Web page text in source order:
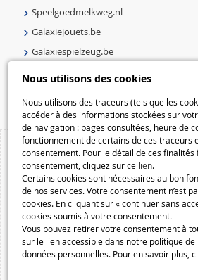
Nous utilisons des cookies
Nous utilisons des traceurs (tels que les
accéder à des informations stockées sur
de navigation : pages consultées, heure de
fonctionnement de certains de ces traceurs
consentement. Pour le détail de ces
consentement, cliquez sur ce lien.
Certains cookies sont nécessaires au bon
de nos services. Votre consentement n’est
cookies. En cliquant sur « continuer sans
cookies soumis à votre consentement.
Vous pouvez retirer votre consentement à
sur le lien accessible dans notre politique
données personnelles. Pour en savoir plus,
Speelgoedmelkweg.nl
Galaxiejouets.be
Galaxiespielzeug.be